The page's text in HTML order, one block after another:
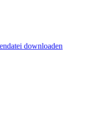
downloaden